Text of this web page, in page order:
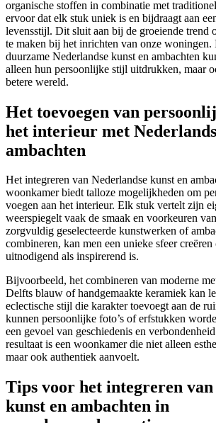
organische stoffen in combinatie met
ervoor dat elk stuk uniek is en bijdraagt aan
levensstijl. Dit sluit aan bij de groeiende trend
te maken bij het inrichten van onze
duurzame Nederlandse kunst en ambachten
alleen hun persoonlijke stijl uitdrukken, maar
betere wereld.
Het toevoegen van
het interieur met
ambachten
Het integreren van Nederlandse kunst en
woonkamer biedt talloze mogelijkheden om
voegen aan het interieur. Elk stuk vertelt zijn
weerspiegelt vaak de smaak en voorkeuren
zorgvuldig geselecteerde kunstwerken of
combineren, kan men een unieke sfeer
uitnodigend als inspirerend is.
Bijvoorbeeld, het combineren van moderne
Delfts blauw of handgemaakte keramiek kan
eclectische stijl die karakter toevoegt aan de
kunnen persoonlijke foto’s of erfstukken
een gevoel van geschiedenis en
resultaat is een woonkamer die niet alleen
maar ook authentiek aanvoelt.
Tips voor het integreren van
kunst en ambachten in